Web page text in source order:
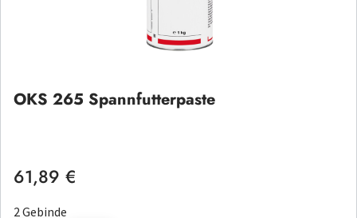
OKS 265 Spannfutterpaste
Regulärer Preis:
61,89 €
2 Gebinde